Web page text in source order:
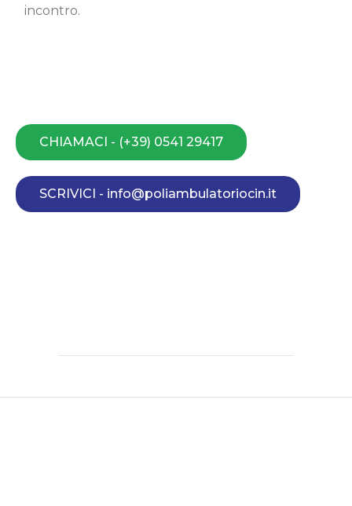
incontro.
CHIAMACI - (+39) 0541 29417
SCRIVICI - info@poliambulatoriocin.it